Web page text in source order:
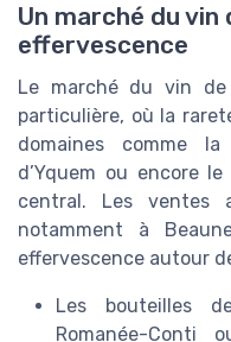
Un marché du vin
effervescence
Le marché du vin
particulière, où la
domaines comme
d’Yquem ou encore
central. Les ventes
notamment à
effervescence autour
Les bouteilles
Romanée-Conti